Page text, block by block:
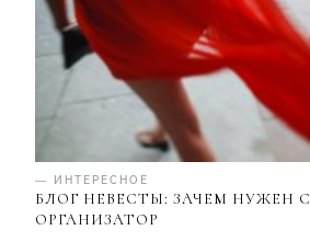
— ИНТЕРЕСНОЕ
БЛОГ НЕВЕСТЫ: ЗАЧЕМ НУЖЕН
ОРГАНИЗАТОР